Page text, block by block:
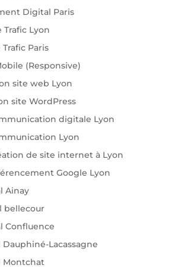
Digital Paris
Lyon
Paris
(Responsive)
site web Lyon
site WordPress
digitale Lyon
Lyon
de site internet à Lyon
Google Lyon
Ainay
bellecour
Confluence
Lacassagne
Montchat